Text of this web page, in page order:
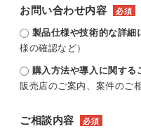
お問い合わせ内容 必須
製品仕様や技術的な詳細
様の確認など）
購入方法や導入に関する
販売店のご案内、案件のご
ご相談内容 必須